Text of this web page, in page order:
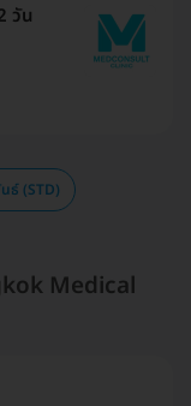
วัน
ธ์ (STD)
Medical